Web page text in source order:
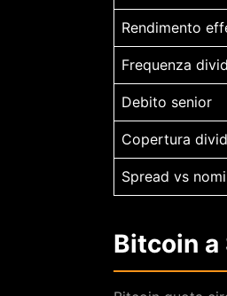
Rendimento
Frequenza
Debito senior
Copertura
Spread vs
Bitcoin a